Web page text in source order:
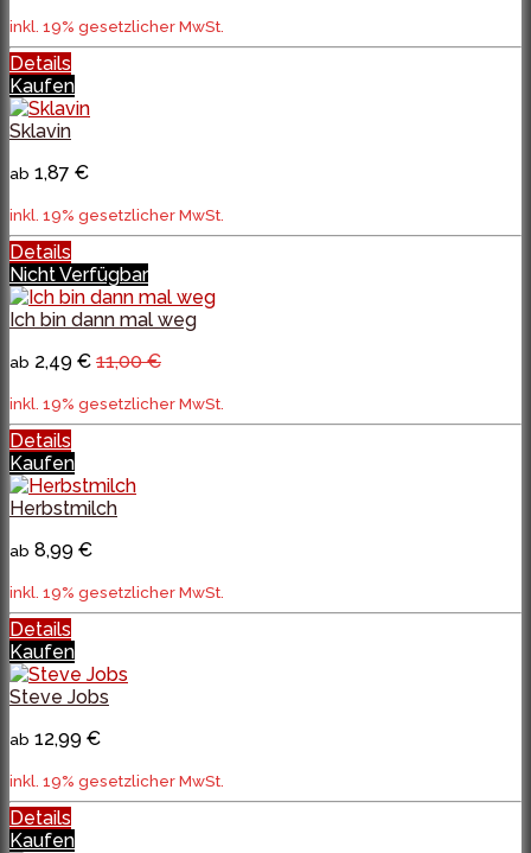
inkl. 19% gesetzlicher MwSt.
Details
Kaufen
Sklavin
ab 1,87 €
inkl. 19% gesetzlicher MwSt.
Details
Nicht Verfügbar
Ich bin dann mal weg
ab 2,49 € 11,00 €
inkl. 19% gesetzlicher MwSt.
Details
Kaufen
Herbstmilch
ab 8,99 €
inkl. 19% gesetzlicher MwSt.
Details
Kaufen
Steve Jobs
ab 12,99 €
inkl. 19% gesetzlicher MwSt.
Details
Kaufen